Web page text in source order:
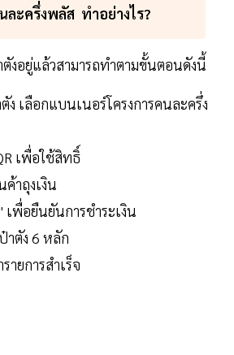
ละครึ่งพลัส ทำอย่างไร?
งอยู่แล้วสามารถทำตามขั้นตอนดังนี้
ง เลือกแบนเนอร์โครงการคนละครึ่ง
เพื่อใช้สิทธิ์
ค้าถุงเงิน
พื่อยืนยันการชำระเงิน
าตัง 6 หลัก
ยการสำเร็จ